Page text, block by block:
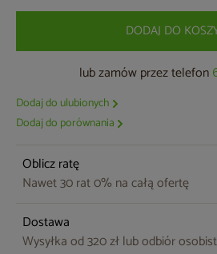
DODAJ DO
lub zamów przez telefon
Dodaj do ulubionych
Dodaj do porównania
Oblicz ratę
Nawet 30 rat 0% na całą ofertę
Dostawa
Wysyłka od 320 zł lub odbiór